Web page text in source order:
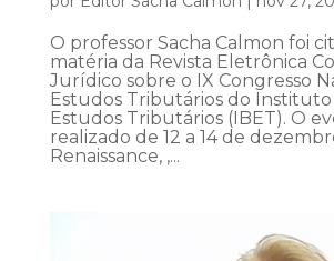
O professor Sacha Calmon foi
matéria da Revista Eletrônica
Jurídico sobre o IX Congresso
Estudos Tributários do Instituto
Estudos Tributários (IBET). O
realizado de 12 a 14 de
Renaissance, ,...